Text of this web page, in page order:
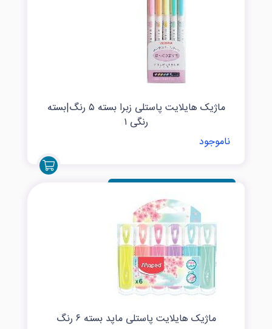
ماژیک هایلایت پاستلی زبرا بسته ۵ رنگ|بسته
رنگی ۱
ناموجود
ماژیک هایلایت پاستلی ماپد بسته ۶ رنگ